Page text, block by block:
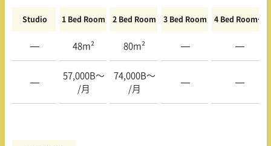
Studio 1 Bed Room 2 Bed Room 3 Bed Room 4 Bed Room〜
— 48m² 80m² — —
—
57,000B〜
/月
74,000B〜
/月
— —